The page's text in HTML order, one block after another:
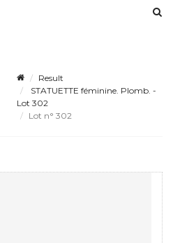
Result
STATUETTE féminine. Plomb. -
Lot 302
Lot n° 302